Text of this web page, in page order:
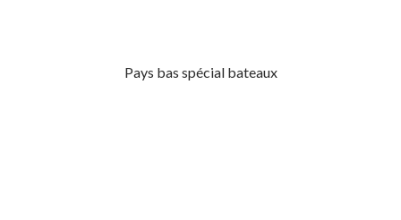
Pays bas spécial bateaux